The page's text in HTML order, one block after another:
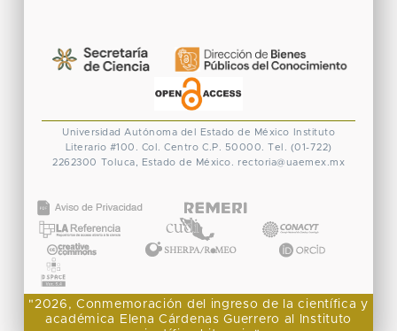
Universidad Autónoma del Estado de México
Instituto
Literario #100. Col. Centro C.P. 50000. Tel. (01-722)
2262300 Toluca, Estado de México. rectoria@uaemex.mx
"2026, Conmemoración del ingreso de la científica y
académica Elena Cárdenas Guerrero al Instituto